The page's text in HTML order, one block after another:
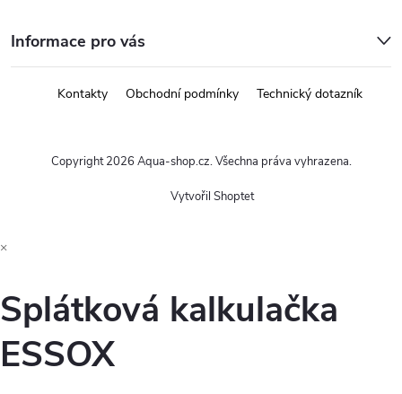
Informace pro vás
Kontakty Obchodní podmínky Technický dotazník
Vytvořil Shoptet
Copyright 2026 Aqua-shop.cz. Všechna práva vyhrazena.
×
Splátková kalkulačka
ESSOX